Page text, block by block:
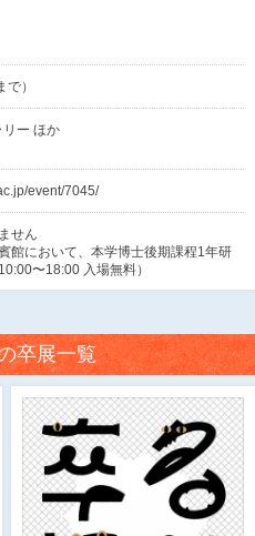
）
ー ほか
event/7045/
せん
館において、本学博士後期課程1年研
〜18:00 入場無料）
卒展一覧